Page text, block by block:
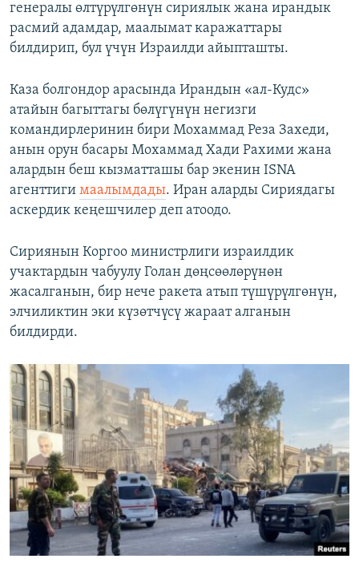
генералы өлтүрүлгөнүн сириялык жана ирандык
расмий адамдар, маалымат каражаттары
билдирип, бул үчүн Израилди айыпташты.
Каза болгондор арасында Ирандын «ал-Кудс»
атайын багыттагы бөлүгүнүн негизги
командирлеринин бири Мохаммад Реза Захеди,
анын орун басары Мохаммад Хади Рахими жана
алардын беш кызматташы бар экенин ISNA
агенттиги маалымдады. Иран аларды Сириядагы
аскердик кеңешчилер деп атоодо.
Сириянын Коргоо министрлиги израилдик
учактардын чабуулу Голан дөңсөөлөрүнөн
жасалганын, бир нече ракета атып түшүрүлгөнүн,
элчиликтин эки күзөтчүсү жараат алганын
билдирди.